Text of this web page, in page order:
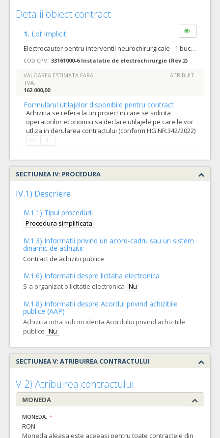
Detalii obiect contract
1. Lot implicit
Electrocauter pentru interventii neurochirurgicale– 1 bucata conform specificatiilor din caietul de sarcini. Numar zile pana la care se pot solicita clarificari inainte de data limita de depunere a ofertelor/candidaturilor- 6 zile. Cerintele tehnice si specifice sunt detaliate in caietul de sarcini. Data limita de transmitere a raspunsului la solicitarile de clarificari de catre autoritatea contractanta: cu 3 zile inainte de data limita de depunere a ofertelor specificata in invitatia de participare.(Conform art.160 alin.2 si art.161 din Legea 98/2016 modificate prin OUG 107/2017).
COD CPV: 33161000-6 Instalatie de electrochirurgie (Rev.2)
VALOAREA ESTIMATA FARA
TVA:
162.000,00
ATRIBUIT
Formularul utilajelor disponibile pentru contract
Achizitia se refera la un proiect in care se solicita
operatorilor economici sa declare utilajele pe care le vor
utliza in derularea contractului (conform HG NR.342/2022)
SECTIUNEA IV: PROCEDURA
IV.1) Descriere
IV.1.1) Tipul procedurii
Procedura simplificata
IV.1.3) Informatii privind un acord-cadru sau un sistem
dinamic de achizitii:
Contract de achizitii publice
IV.1.6) Informatii despre licitatia electronica
S-a organizat o licitatie electronica Nu
IV.1.8) Informatii despre Acordul privind achizitiile
publice (AAP)
Achizitia intra sub incidenta Acordului privind achizitiile
publice Nu
SECTIUNEA V: ATRIBUIREA CONTRACTULUI
V.2) Atribuirea contractului
MONEDA
MONEDA:
RON
Moneda aleasa este aceeasi pentru toate contractele din